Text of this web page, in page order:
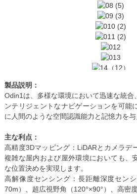
製品説明：
Odin1は、多様な環境において迅速な統合
ンテリジェントなナビゲーションを可能
に人間のような空間認識能力と記憶力を与
主な利点：
高精度3Dマッピング：LiDARとカメラデ
複雑な屋内および屋外環境においても、
な位置決めを実現します。
高解像度センシング：長距離深度セン
70m）、超広視野角（120°×90°）、高密